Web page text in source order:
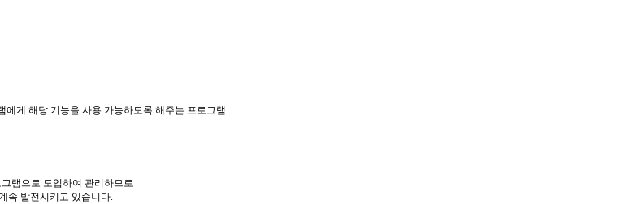
에게 해당 기능을 사용 가능하도록 해주는 프로그램.
램으로 도입하여 관리하므로
속 발전시키고 있습니다.